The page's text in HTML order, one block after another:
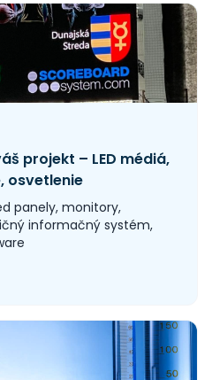
projekt – LED médiá,
osvetlenie
panely, monitory,
informačný systém,